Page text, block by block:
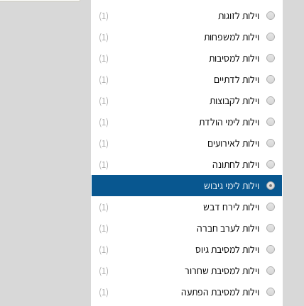
(1)
וילות לזוגות
(1)
וילות למשפחות
(1)
וילות למסיבות
(1)
וילות לדתיים
(1)
וילות לקבוצות
(1)
וילות לימי הולדת
(1)
וילות לאירועים
(1)
וילות לחתונה
וילות לימי גיבוש
(1)
וילות לירח דבש
(1)
וילות לערב חברה
(1)
וילות למסיבת גיוס
(1)
וילות למסיבת שחרור
(1)
וילות למסיבת הפתעה